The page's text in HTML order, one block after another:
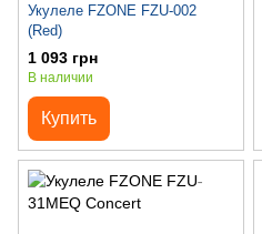
Укулеле FZONE FZU-002
(Red)
1 093 грн
В наличии
Купить